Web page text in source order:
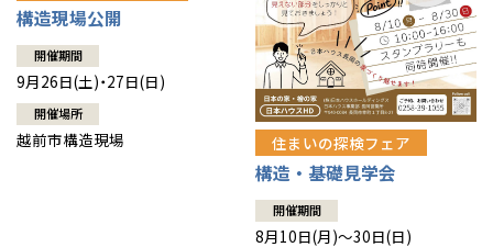
構造現場公開
開催期間
9月26日(土)・27日(日)
開催場所
越前市構造現場 住まいの探検フェア
構造・基礎見学会
開催期間
8月10日(月)～30日(日)